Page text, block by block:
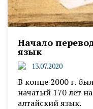
Начало
язык
13.07.2020
В конце 2000 г.
начатый 170 лет
алтайский язык.